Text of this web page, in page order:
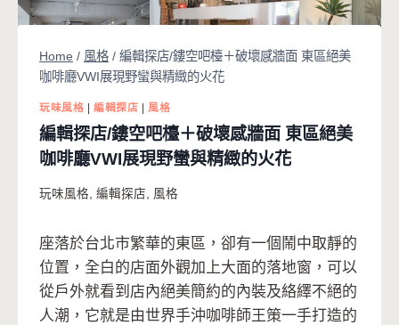
Home / 風格 / 編輯探店/鏤空吧檯＋破壞感牆面 東區絕美
咖啡廳VWI展現野蠻與精緻的火花
玩味風格 |編輯探店 |風格
編輯探店/鏤空吧檯＋破壞感牆面 東區絕美
咖啡廳VWI展現野蠻與精緻的火花
玩味風格 編輯探店 風格
座落於台北市繁華的東區，卻有一個鬧中取靜的
位置，全白的店面外觀加上大面的落地窗，可以
從戶外就看到店內絕美簡約的內裝及絡繹不絕的
人潮，它就是由世界手沖咖啡師王策一手打造的